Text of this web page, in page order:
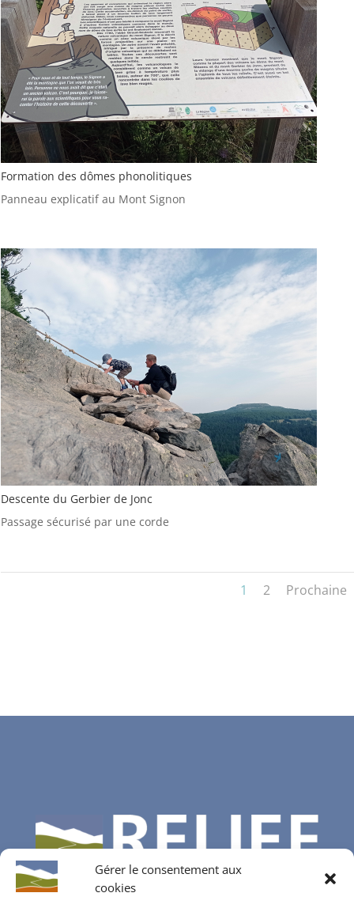
Gérer le consentement aux
cookies
Formation des dômes phonolitiques
Panneau explicatif au Mont Signon
Descente du Gerbier de Jonc
Passage sécurisé par une corde
1 2 Prochaine